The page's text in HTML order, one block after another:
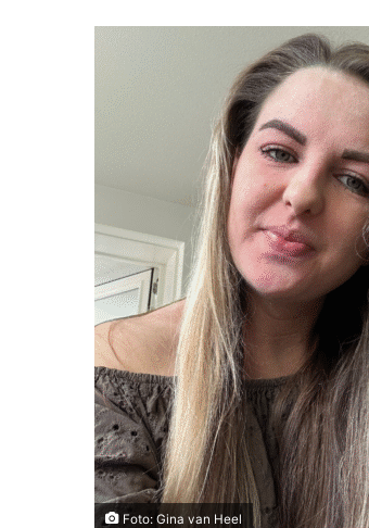
Foto: Gina van Heel